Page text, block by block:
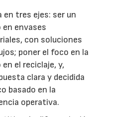
en tres ejes: ser un
en envases
con soluciones
poner el foco en la
el reciclaje, y,
clara y decidida
basado en la
operativa.